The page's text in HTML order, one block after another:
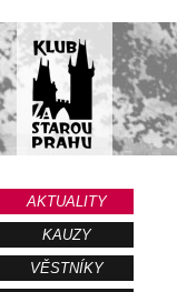
AKTUALITY
KAUZY
VĚSTNÍKY